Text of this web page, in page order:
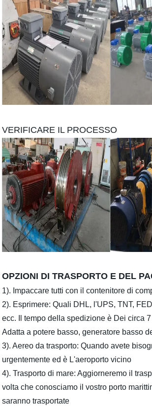
VERIFICARE IL PROCESSO
OPZIONI DI TRASPORTO E DEL
1). Impaccare tutti con il contenitore di
2). Esprimere: Quali DHL, l'UPS, TNT,
ecc. Il tempo della spedizione è Dei circa
Adatta a potere basso, generatore basso
3). Aereo da trasporto: Quando avete
urgentemente ed è L'aeroporto vicino
4). Trasporto di mare: Aggiorneremo il
volta che conosciamo il vostro porto
saranno trasportate